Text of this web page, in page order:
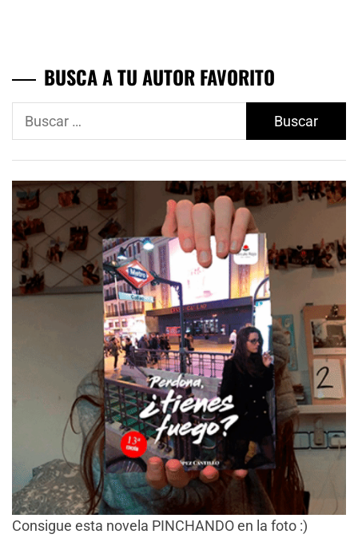
BUSCA A TU AUTOR FAVORITO
Buscar:
Consigue esta novela PINCHANDO en la foto :)